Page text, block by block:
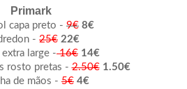
Primark
capa preto - 9€ 8€
- 25€ 22€
extra large -16€ 14€
rosto pretas -2.50€ 1.50€
de mãos - 5€ 4€